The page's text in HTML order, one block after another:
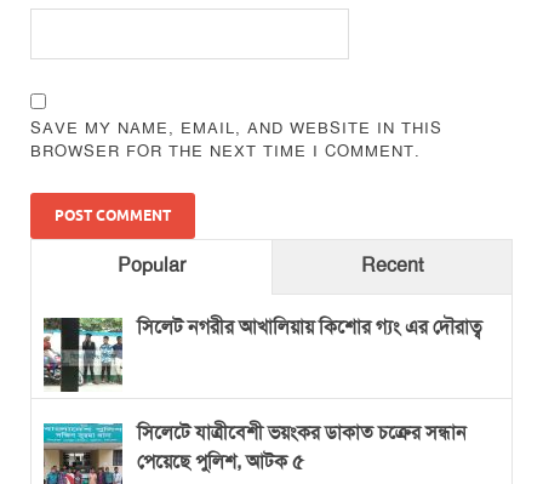
SAVE MY NAME, EMAIL, AND WEBSITE IN THIS
BROWSER FOR THE NEXT TIME I COMMENT.
Popular Recent
সিলেট নগরীর আখালিয়ায় কিশোর গ্যং এর দৌরাত্ব
সিলেটে যাত্রীবেশী ভয়ংকর ডাকাত চক্রের সন্ধান
পেয়েছে পুলিশ, আটক ৫